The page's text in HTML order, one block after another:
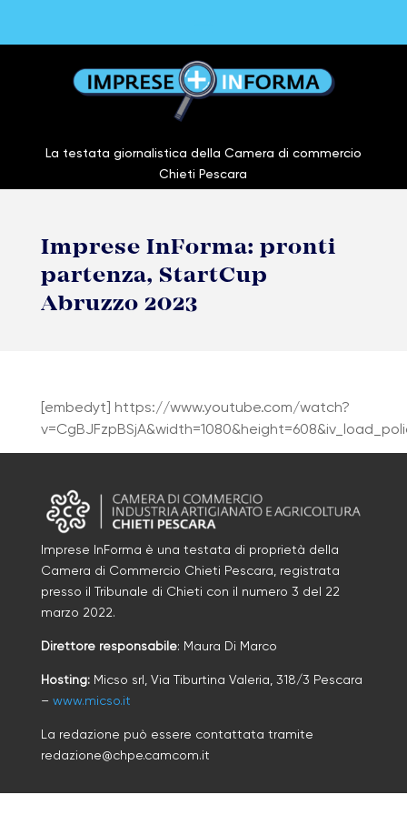
La testata giornalistica della Camera di commercio
Chieti Pescara
Imprese InForma: pronti
partenza, StartCup
Abruzzo 2023
[embedyt] https://www.youtube.com/watch?
Imprese InForma è una testata di proprietà della
Camera di Commercio Chieti Pescara, registrata
presso il Tribunale di Chieti con il numero 3 del 22
marzo 2022.
Direttore responsabile: Maura Di Marco
Hosting:Micso srl, Via Tiburtina Valeria, 318/3 Pescara
– www.micso.it
La redazione può essere contattata tramite
redazione@chpe.camcom.it